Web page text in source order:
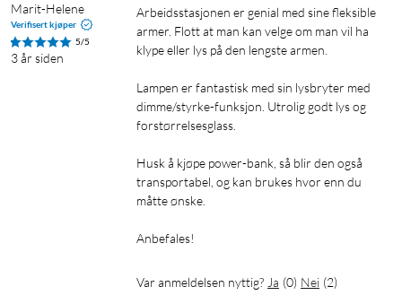
Marit-Helene
Verifisert kjøper
5/5
3 år siden
Arbeidsstasjonen er genial med sine fleksible
armer. Flott at man kan velge om man vil ha
klype eller lys på den lengste armen.
Lampen er fantastisk med sin lysbryter med
dimme/styrke-funksjon. Utrolig godt lys og
forstørrelsesglass.
Husk å kjøpe power-bank, så blir den også
transportabel, og kan brukes hvor enn du
måtte ønske.
Anbefales!
Var anmeldelsen nyttig? Ja (0) Nei (2)